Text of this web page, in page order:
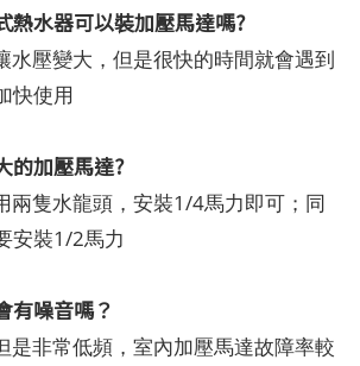
熱水器可以裝加壓馬達嗎?
水壓變大，但是很快的時間就會遇到
快使用
的加壓馬達?
兩隻水龍頭，安裝1/4馬力即可；同
安裝1/2馬力
有噪音嗎？
是非常低頻，室內加壓馬達故障率較